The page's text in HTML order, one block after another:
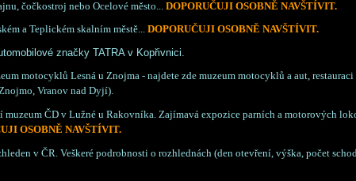
čočkostroj nebo Ocelové město... DOPORUČUJI OSOBNĚ NAVŠTÍVIT.
a Teplickém skalním městě... DOPORUČUJI OSOBNĚ NAVŠTÍVIT.
značky TATRA v Kopřivnici.
motocyklů Lesná u Znojma - najdete zde muzeum motocyklů a aut, restauraci
Vranov nad Dyjí).
muzeum ČD v Lužné u Rakovníka. Zajímavá expozice parních a motorových
OSOBNĚ NAVŠTÍVIT.
v ČR. Veškeré podrobnosti o rozhlednách (den otevření, výška, počet